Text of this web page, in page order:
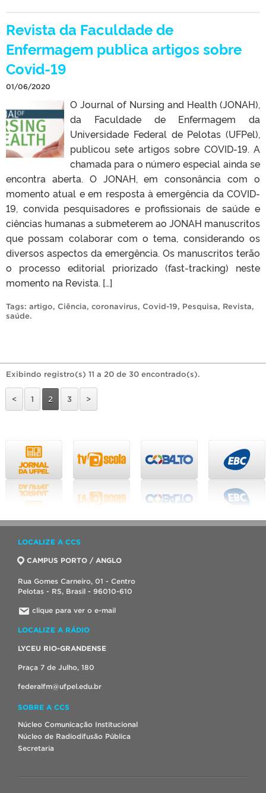
Revista da Faculdade de
Enfermagem publica artigos sobre
Covid-19
01/06/2020
O Journal of Nursing and Health (JONAH),
da Faculdade de Enfermagem da
Universidade Federal de Pelotas (UFPel),
publicou sete artigos sobre COVID-19. A
chamada para o número especial ainda se
encontra aberta. O JONAH, em consonância com o
momento atual e em resposta à emergência da COVID-
19, convida pesquisadores e profissionais de saúde e
ciências humanas a submeterem ao JONAH manuscritos
que possam colaborar com o tema, considerando os
diversos aspectos da emergência. Os manuscritos terão
o processo editorial priorizado (fast-tracking) neste
momento na Revista. […]
Tags: artigo, Ciência, coronavirus, Covid-19, Pesquisa, Revista,
saúde.
Exibindo registro(s) 11 a 20 de 30 encontrado(s).
< 1 2 3 >
LOCALIZE A CCS
CAMPUS PORTO / ANGLO
Rua Gomes Carneiro, 01 - Centro
Pelotas - RS, Brasil - 96010-610
clique para ver o e-mail
LOCALIZE A RÁDIO
LYCEU RIO-GRANDENSE
Praça 7 de Julho, 180
federalfm@ufpel.edu.br
SOBRE A CCS
Núcleo Comunicação Institucional
Núcleo de Radiodifusão Pública
Secretaria